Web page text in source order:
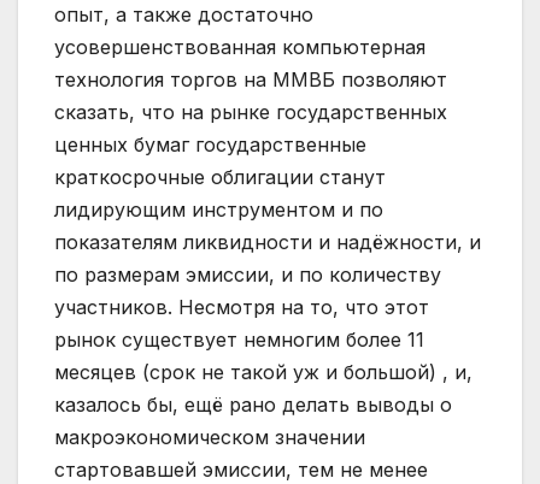
опыт, а также достаточно
усовершенствованная компьютерная
технология торгов на ММВБ позволяют
сказать, что на рынке государственных
ценных бумаг государственные
краткосрочные облигации станут
лидирующим инструментом и по
показателям ликвидности и надёжности, и
по размерам эмиссии, и по количеству
участников. Несмотря на то, что этот
рынок существует немногим более 11
месяцев (срок не такой уж и большой) , и,
казалось бы, ещё рано делать выводы о
макроэкономическом значении
стартовавшей эмиссии, тем не менее